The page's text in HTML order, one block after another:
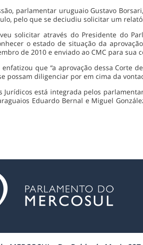
parlamentar uruguaio Gustavo
pelo que se deciudiu solicitar um
solicitar através do Presidente do
o estado de situação da
de 2010 e enviado ao CMC para sua
que “a aprovação dessa Corte
possam diligenciar por em cima da
Jurídicos está integrada pelos
Eduardo Bernal e Miguel